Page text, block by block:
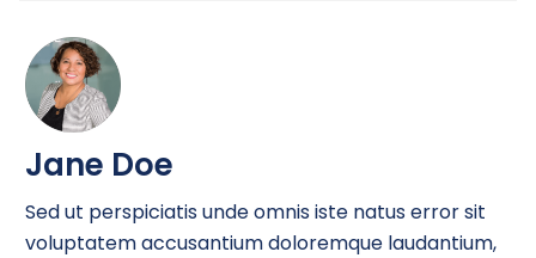
Jane Doe
Sed ut perspiciatis unde omnis iste natus error sit
voluptatem accusantium doloremque laudantium,